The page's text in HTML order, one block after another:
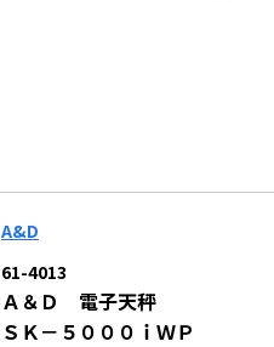
A&D
61-4013
Ａ＆Ｄ 電子天秤
ＳＫ－５０００ｉＷＰ